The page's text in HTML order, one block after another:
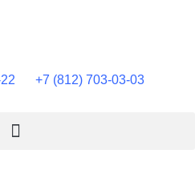
+7 (812) 703-03-03